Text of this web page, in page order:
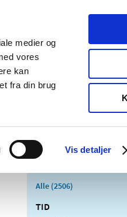
medier og
vores
kan
fra din brug
Vis detaljer
Udgivelser
Særlige
Alle (2506)
TID